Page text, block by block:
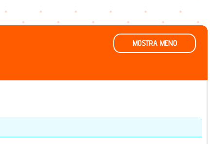
MOSTRA MENO